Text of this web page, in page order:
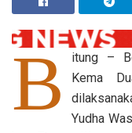
B
itung –
Kema
Yudha